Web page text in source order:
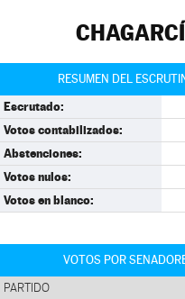
RESUMEN DEL
Escrutado:
Votos contabilizados:
Abstenciones:
Votos nulos:
Votos en blanco:
VOTOS POR
PARTIDO